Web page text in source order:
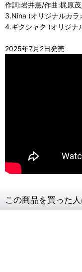
作詞:岩井薫/作曲:梶原
3.Nina (オリジナルカラ
4.ギクシャク (オリジナ
2025年7月2日発売
この商品を買った